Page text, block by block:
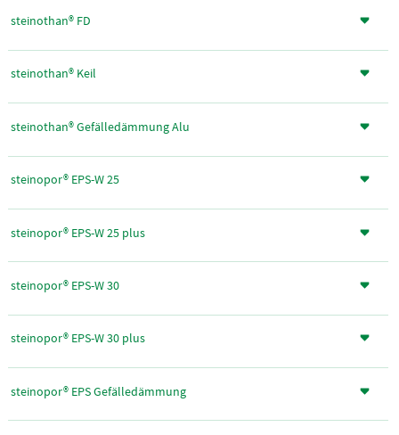
steinothan® FD
steinothan® Keil
steinothan® Gefälledämmung Alu
steinopor® EPS-W 25
steinopor® EPS-W 25 plus
steinopor® EPS-W 30
steinopor® EPS-W 30 plus
steinopor® EPS Gefälledämmung